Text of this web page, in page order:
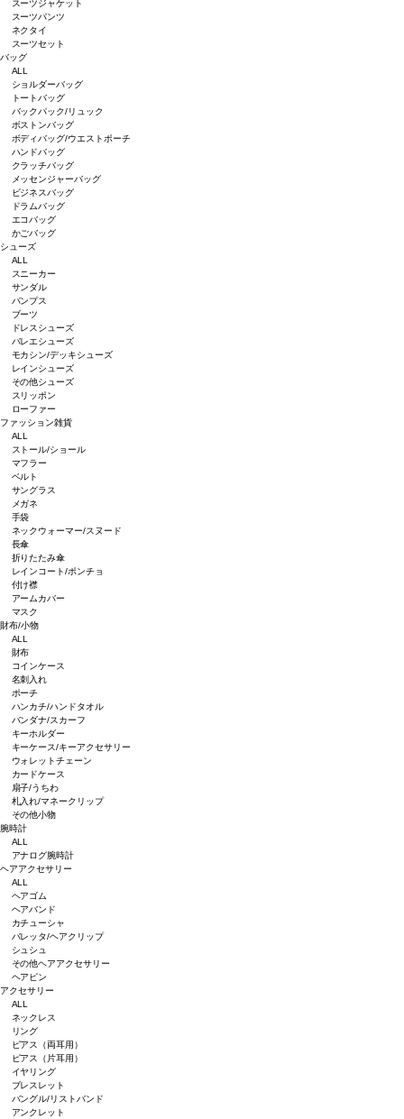
スーツジャケット
スーツパンツ
ネクタイ
スーツセット
バッグ
ALL
ショルダーバッグ
トートバッグ
バックパック/リュック
ボストンバッグ
ボディバッグ/ウエストポーチ
ハンドバッグ
クラッチバッグ
メッセンジャーバッグ
ビジネスバッグ
ドラムバッグ
エコバッグ
かごバッグ
シューズ
ALL
スニーカー
サンダル
パンプス
ブーツ
ドレスシューズ
バレエシューズ
モカシン/デッキシューズ
レインシューズ
その他シューズ
スリッポン
ローファー
ファッション雑貨
ALL
ストール/ショール
マフラー
ベルト
サングラス
メガネ
手袋
ネックウォーマー/スヌード
長傘
折りたたみ傘
レインコート/ポンチョ
付け襟
アームカバー
マスク
財布/小物
ALL
財布
コインケース
名刺入れ
ポーチ
ハンカチ/ハンドタオル
バンダナ/スカーフ
キーホルダー
キーケース/キーアクセサリー
ウォレットチェーン
カードケース
扇子/うちわ
札入れ/マネークリップ
その他小物
腕時計
ALL
アナログ腕時計
ヘアアクセサリー
ALL
ヘアゴム
ヘアバンド
カチューシャ
バレッタ/ヘアクリップ
シュシュ
その他ヘアアクセサリー
ヘアピン
アクセサリー
ALL
ネックレス
リング
ピアス（両耳用）
ピアス（片耳用）
イヤリング
ブレスレット
バングル/リストバンド
アンクレット